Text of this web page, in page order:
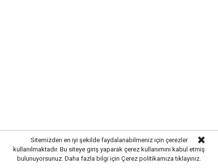
Sitemizden en iyi şekilde faydalanabilmeniz için çerezler
kullanılmaktadır. Bu siteye giriş yaparak çerez kullanımını kabul etmiş
bulunuyorsunuz. Daha fazla bilgi için Çerez politikamıza tıklayınız.